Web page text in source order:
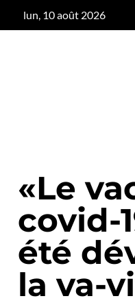
lun, 10 août 2026
«Le
covid-
été
la va-